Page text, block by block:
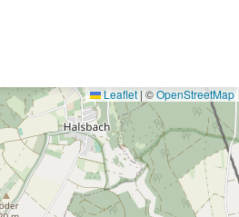
Leaflet | ©OpenStreetMap